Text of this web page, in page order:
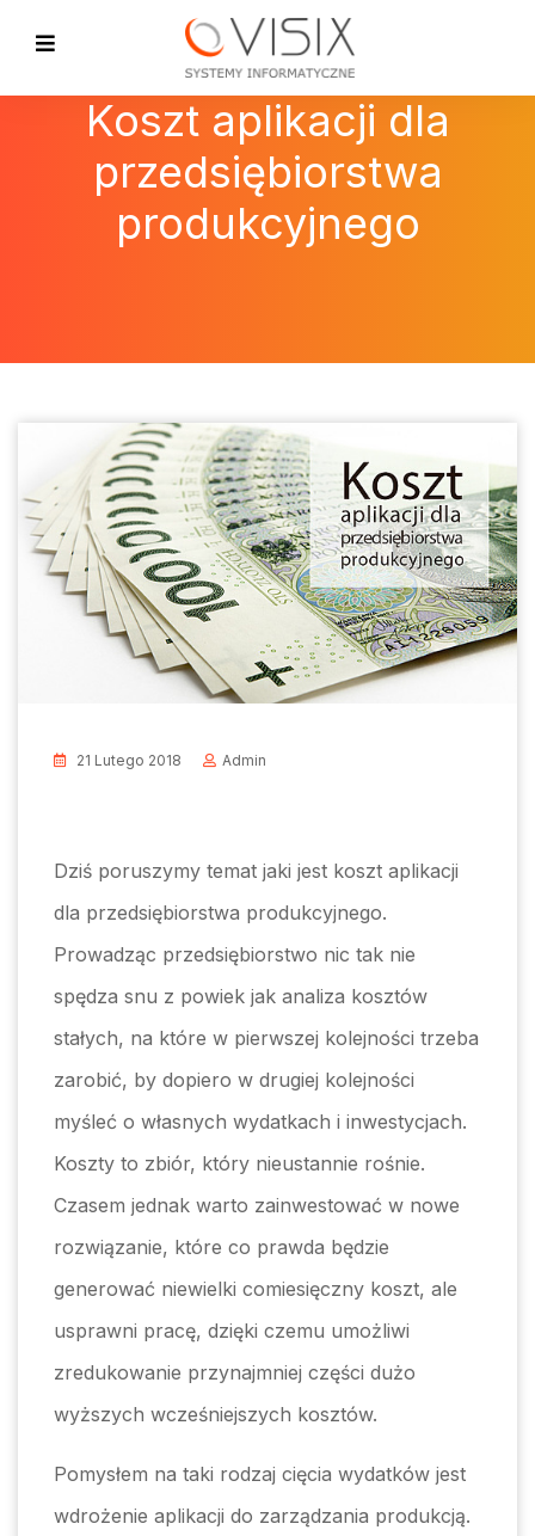
Koszt aplikacji dla
przedsiębiorstwa
produkcyjnego
21 Lutego 2018 Admin
Dziś poruszymy temat jaki jest koszt aplikacji
dla przedsiębiorstwa produkcyjnego.
Prowadząc przedsiębiorstwo nic tak nie
spędza snu z powiek jak analiza kosztów
stałych, na które w pierwszej kolejności trzeba
zarobić, by dopiero w drugiej kolejności
myśleć o własnych wydatkach i inwestycjach.
Koszty to zbiór, który nieustannie rośnie.
Czasem jednak warto zainwestować w nowe
rozwiązanie, które co prawda będzie
generować niewielki comiesięczny koszt, ale
usprawni pracę, dzięki czemu umożliwi
zredukowanie przynajmniej części dużo
wyższych wcześniejszych kosztów.
Pomysłem na taki rodzaj cięcia wydatków jest
wdrożenie aplikacji do zarządzania produkcją.